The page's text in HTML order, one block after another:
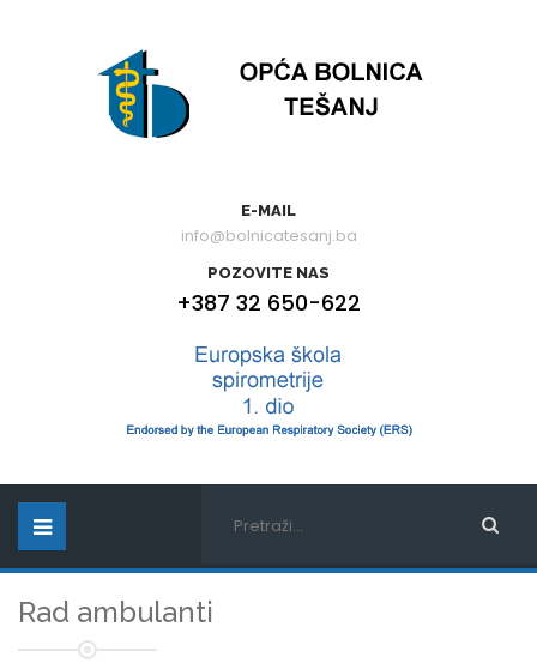
E-MAIL
info@bolnicatesanj.ba
POZOVITE NAS
+387 32 650-622
Rad ambulanti